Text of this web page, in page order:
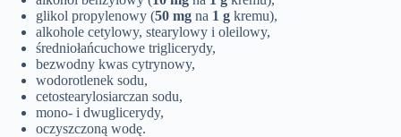
glikol propylenowy (50 mg na 1 g kremu),
alkohole cetylowy, stearylowy i oleilowy,
średniołańcuchowe triglicerydy,
bezwodny kwas cytrynowy,
wodorotlenek sodu,
cetostearylosiarczan sodu,
mono- i dwuglicerydy,
oczyszczoną wodę.